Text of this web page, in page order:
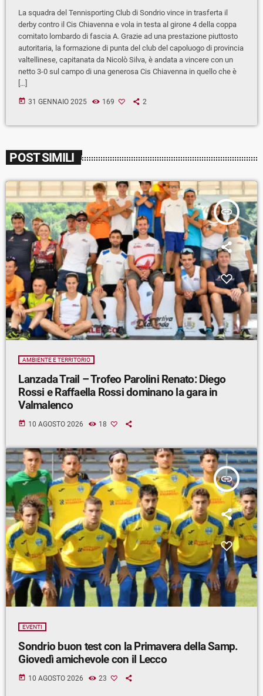
La squadra del Tennisporting Club di Sondrio vince in trasferta il
derby contro il Cis Chiavenna e vola in testa al girone 4 della coppa
comitato lombardo di fascia A. Grazie ad una prestazione piuttosto
autoritaria, la formazione di punta del club del capoluogo di provincia
valtellinese, capitanata da Nicolò Silva, è andata a vincere con un
netto 3-0 sul campo di una generosa Cis Chiavenna in quello che è
[…]
today 31 GENNAIO 2025 169 2
POST SIMILI
insert_link
AMBIENTE E TERRITORIO
Lanzada Trail – Trofeo Parolini Renato: Diego
Rossi e Raffaella Rossi dominano la gara in
Valmalenco
today 10 AGOSTO 2026 18
insert_link
EVENTI
Sondrio buon test con la Primavera della Samp.
Giovedì amichevole con il Lecco
today 10 AGOSTO 2026 23